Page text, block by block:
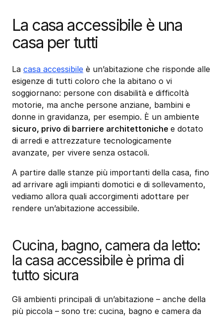
La casa accessibile è una
casa per tutti
La casa accessibile è un’abitazione che risponde alle
esigenze di tutti coloro che la abitano o vi
soggiornano: persone con disabilità e difficoltà
motorie, ma anche persone anziane, bambini e
donne in gravidanza, per esempio. È un ambiente
sicuro, privo di barriere architettoniche e dotato
di arredi e attrezzature tecnologicamente
avanzate, per vivere senza ostacoli.
A partire dalle stanze più importanti della casa, fino
ad arrivare agli impianti domotici e di sollevamento,
vediamo allora quali accorgimenti adottare per
rendere un’abitazione accessibile.
Cucina, bagno, camera da letto:
la casa accessibile è prima di
tutto sicura
Gli ambienti principali di un’abitazione – anche della
più piccola – sono tre: cucina, bagno e camera da